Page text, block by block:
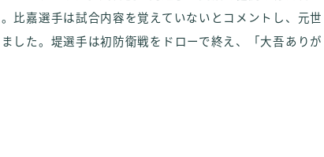
比嘉選手は試合内容を覚えていないとコメントし、元世
した。堤選手は初防衛戦をドローで終え、「大吾ありが